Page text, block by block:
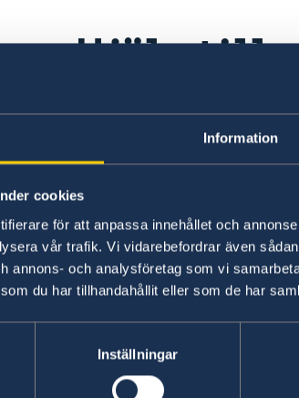
Information
cookies
för att anpassa innehållet och
vår trafik. Vi vidarebefordrar även
annons- och analysföretag som vi
du har tillhandahållit eller som de har
Inställningar
Hjälp till
Generella frågor om
På regeringen.se finns
på vanliga frågor om hjälp
ytterligare villkor.
begränsade möjligheter att hjälpa